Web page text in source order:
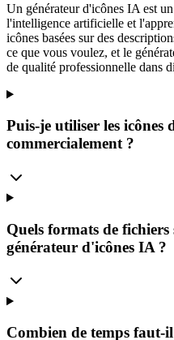
Un générateur d'icônes IA est
l'intelligence artificielle et
icônes basées sur des
ce que vous voulez, et le
de qualité professionnelle dans
Puis-je utiliser les icônes
commercialement ?
Quels formats de
générateur d'icônes IA ?
Combien de temps faut-